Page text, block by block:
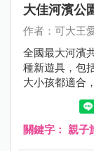
大佳河濱公
作者：可大王
全國最大河濱
種新遊具，包
大小孩都適合
關鍵字： 親子